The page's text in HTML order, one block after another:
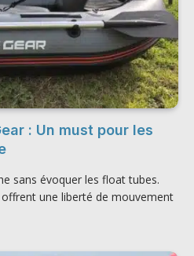
: Un must pour les
sans évoquer les float tubes.
une liberté de mouvement